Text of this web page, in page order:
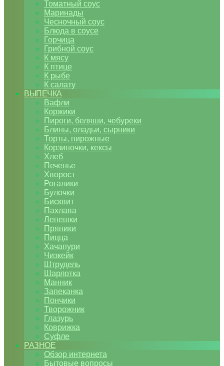
Томатный соус
Маринады
Чесночный соус
Блюда в соусе
Горчица
Грибной соус
К мясу
К птице
К рыбе
К салату
ВЫПЕЧКА
Вафли
Коржики
Пироги, беляши, чебуреки
Блины, оладьи, сырники
Торты, пирожные
Корзиночки, кексы
Хлеб
Печенье
Хворост
Рогалики
Булочки
Бисквит
Пахлава
Лепешки
Пряники
Пицца
Хачапури
Чизкейк
Штрудель
Шарлотка
Манник
Запеканка
Пончики
Творожник
Глазурь
Коврижка
Суфле
РАЗНОЕ
Обзор интернета
Бытовые вопросы